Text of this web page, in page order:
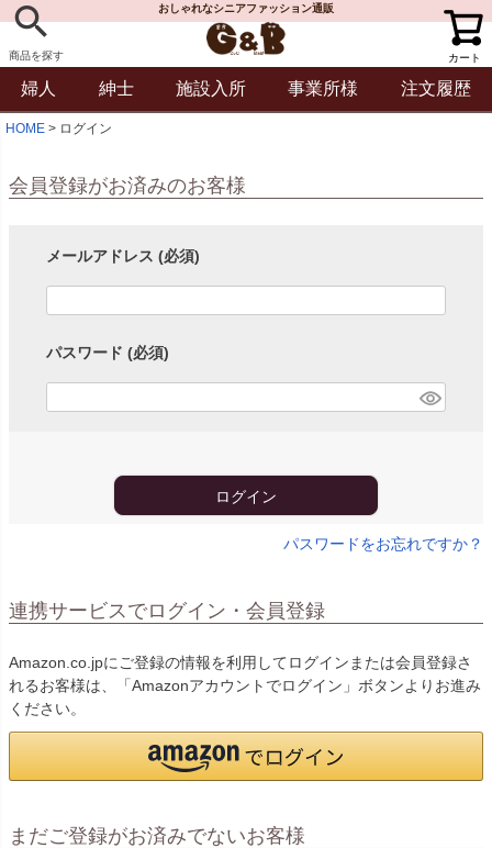
商品を探す
おしゃれなシニアファッション通販
カート
婦人 紳士 施設入所 事業所様 注文履歴
HOME ログイン
会員登録がお済みのお客様
メールアドレス (必須)
パスワード (必須)
ログイン
パスワードをお忘れですか？
連携サービスでログイン・会員登録
Amazon.co.jpにご登録の情報を利用してログインまたは会員登録さ
れるお客様は、「Amazonアカウントでログイン」ボタンよりお進み
ください。
まだご登録がお済みでないお客様